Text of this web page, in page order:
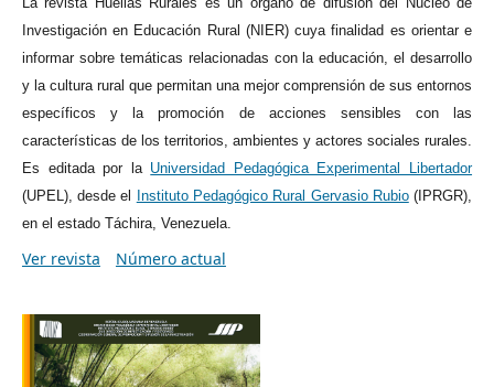
Investigación en Educación Rural (NIER) cuya finalidad es orientar e
informar sobre temáticas relacionadas con la educación, el desarrollo
y la cultura rural que permitan una mejor comprensión de sus entornos
específicos y la promoción de acciones sensibles con las
características de los territorios, ambientes y actores sociales rurales.
Es editada por la Universidad Pedagógica Experimental Libertador
(UPEL), desde el Instituto Pedagógico Rural Gervasio Rubio(IPRGR),
en el estado Táchira, Venezuela.
Ver revista Número actual